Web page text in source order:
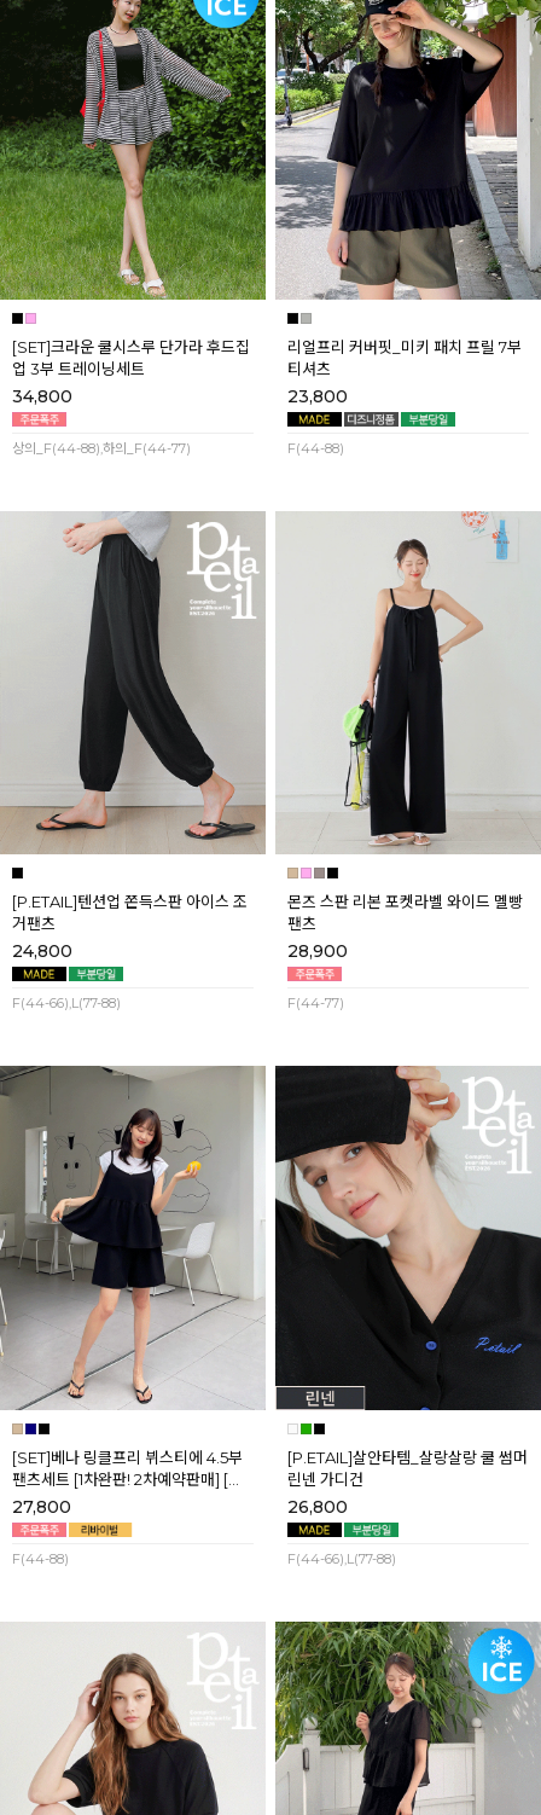
[SET]크라운 쿨시스루 단가라 후드집
업 3부 트레이닝세트
34,800
상의_F(44-88),하의_F(44-77)
리얼프리 커버핏_미키 패치 프릴 7부
티셔츠
23,800
F(44-88)
[P.ETAIL]텐션업 쫀득스판 아이스 조
거팬츠
24,800
F(44-66),L(77-88)
몬즈 스판 리본 포켓라벨 와이드 멜빵
팬츠
28,900
F(44-77)
[SET]베나 링클프리 뷔스티에 4.5부
팬츠세트 [1차완판! 2차예약판매] [네
이비,블랙] 8월셋째주 순차배송
27,800
F(44-88)
[P.ETAIL]살안타템_살랑살랑 쿨 썸머
린넨 가디건
26,800
F(44-66),L(77-88)